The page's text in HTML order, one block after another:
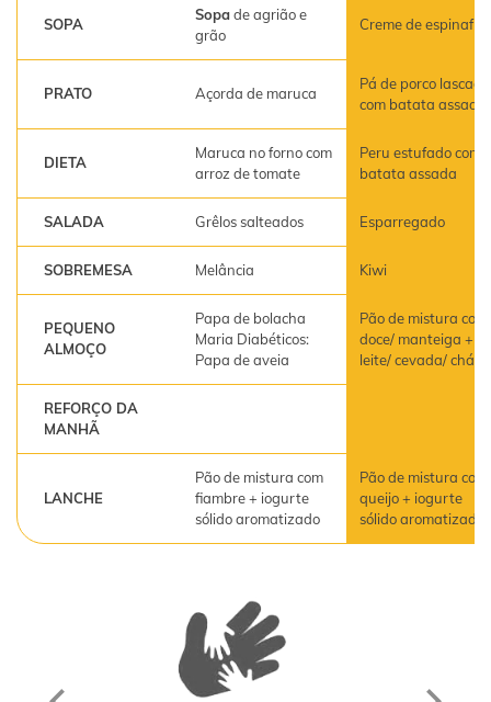
SOPA
Sopade agrião e
grão
Creme de
PRATO Açorda de maruca
Pá de porco lascada
com batata assada
DIETA
Maruca no forno com
arroz de tomate
Peru estufado com
batata assada
SALADA Grêlos salteados Esparregado
SOBREMESA Melância Kiwi
PEQUENO
ALMOÇO
Papa de bolacha
Maria Diabéticos:
Papa de aveia
Pão de mistura com
doce/ manteiga +
leite/ cevada/ chá
REFORÇO DA
MANHÃ
LANCHE
Pão de mistura com
fiambre + iogurte
sólido aromatizado
Pão de mistura com
queijo + iogurte
sólido aromatizado